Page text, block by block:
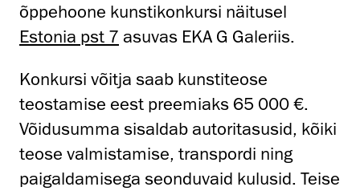
õppehoone kunstikonkursi näitusel
Estonia pst 7 asuvas EKA G Galeriis.
Konkursi võitja saab kunstiteose
teostamise eest preemiaks 65 000 €.
Võidusumma sisaldab autoritasusid, kõiki
teose valmistamise, transpordi ning
paigaldamisega seonduvaid kulusid. Teise